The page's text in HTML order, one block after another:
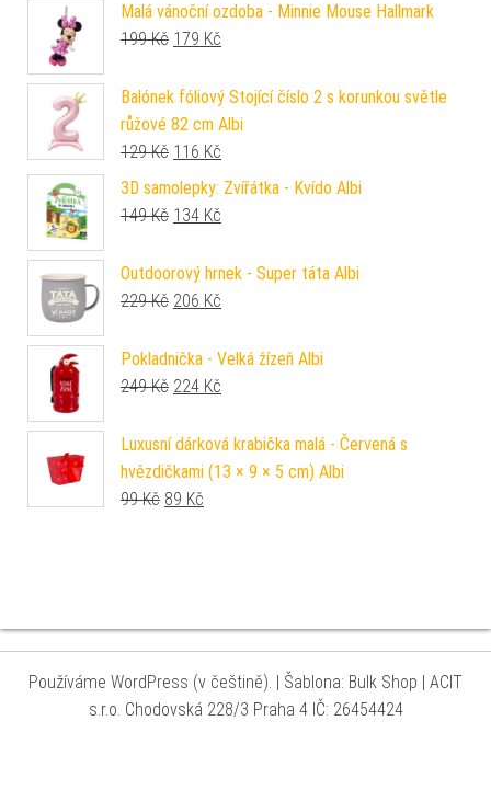
Malá vánoční ozdoba - Minnie Mouse Hallmark
199Kč Původní cena byla: 199 Kč.
179 Kč
Balónek fóliový Stojící číslo 2 s korunkou světle
růžové 82 cm Albi
129Kč Původní cena byla: 129 Kč.
116 Kč
3D samolepky: Zvířátka - Kvído Albi
149Kč Původní cena byla: 149 Kč.
134 Kč
Outdoorový hrnek - Super táta Albi
229Kč Původní cena byla: 229 Kč.
206 Kč
Pokladnička - Velká žízeň Albi
249Kč Původní cena byla: 249 Kč.
224 Kč
Luxusní dárková krabička malá - Červená s
hvězdičkami (13 × 9 × 5 cm) Albi
99Kč Původní cena byla: 99 Kč.
89 Kč
Používáme WordPress (v češtině). Šablona: Bulk Shop
| ACIT
s.r.o. Chodovská 228/3 Praha 4 IČ: 26454424